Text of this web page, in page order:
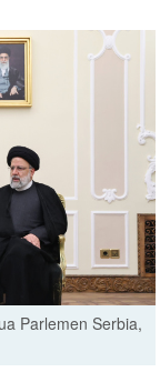
Parlemen Serbia,